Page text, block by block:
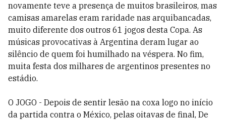
novamente teve a presença de muitos brasileiros, mas
camisas amarelas eram raridade nas arquibancadas,
muito diferente dos outros 61 jogos desta Copa. As
músicas provocativas à Argentina deram lugar ao
silêncio de quem foi humilhado na véspera. No fim,
muita festa dos milhares de argentinos presentes no
estádio.
O JOGO - Depois de sentir lesão na coxa logo no início
da partida contra o México, pelas oitavas de final, De